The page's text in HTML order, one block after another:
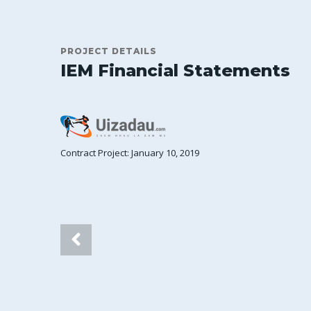
PROJECT DETAILS
IEM Financial Statements
Contract Project: January 10, 2019